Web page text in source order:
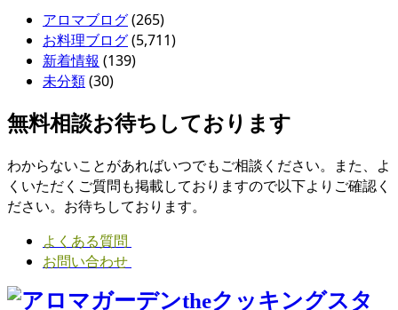
アロマブログ(265)
お料理ブログ(5,711)
新着情報 (139)
未分類(30)
無料相談お待ちしております
わからないことがあればいつでもご相談ください。また、よ
くいただくご質問も掲載しておりますので以下よりご確認く
ださい。お待ちしております。
よくある質問
お問い合わせ